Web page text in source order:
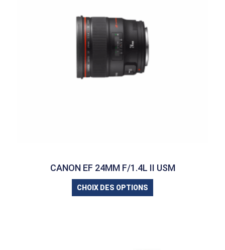
CANON EF 24MM F/1.4L II USM
CHOIX DES OPTIONS